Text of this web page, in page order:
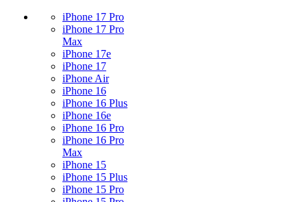
iPhone 17 Pro
iPhone 17 Pro
Max
iPhone 17e
iPhone 17
iPhone Air
iPhone 16
iPhone 16 Plus
iPhone 16e
iPhone 16 Pro
iPhone 16 Pro
Max
iPhone 15
iPhone 15 Plus
iPhone 15 Pro